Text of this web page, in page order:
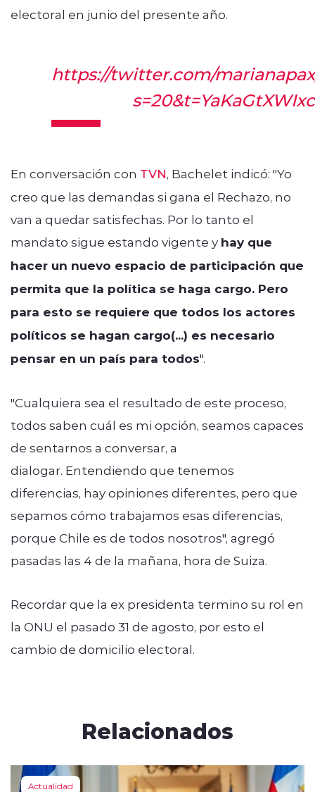
electoral en junio del presente año.
https://twitter.com/
En conversación con TVN, Bachelet indicó: "Yo
creo que las demandas si gana el Rechazo, no
van a quedar satisfechas. Por lo tanto el
mandato sigue estando vigente y hay que
hacer un nuevo espacio de participación que
permita que la política se haga cargo. Pero
para esto se requiere que todos los actores
políticos se hagan cargo(...) es necesario
pensar en un país para todos".
"Cualquiera sea el resultado de este proceso,
todos saben cuál es mi opción, seamos capaces
de sentarnos a conversar, a
dialogar. Entendiendo que tenemos
diferencias, hay opiniones diferentes, pero que
sepamos cómo trabajamos esas diferencias,
porque Chile es de todos nosotros", agregó
pasadas las 4 de la mañana, hora de Suiza.
Recordar que la ex presidenta termino su rol en
la ONU el pasado 31 de agosto, por esto el
cambio de domicilio electoral.
Relacionados
Actualidad